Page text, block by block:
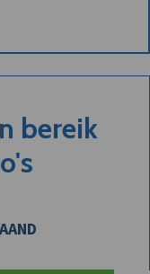
bereik